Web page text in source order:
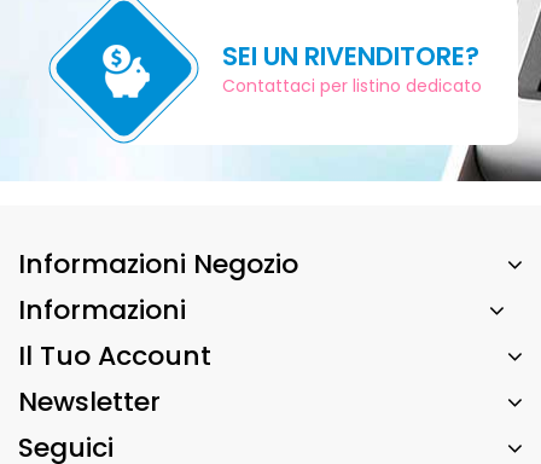
SEI UN RIVENDITORE?
Contattaci per listino dedicato
Informazioni Negozio
Informazioni
Il Tuo Account
Newsletter
Seguici